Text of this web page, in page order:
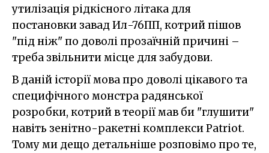
утилізація рідкісного літака для
постановки завад Ил-76ПП, котрий пішов
"під ніж" по доволі прозаїчній причині –
треба звільнити місце для забудови.
В даній історії мова про доволі цікавого та
специфічного монстра радянської
розробки, котрий в теорії мав би "глушити"
навіть зенітно-ракетні комплекси Patriot.
Тому ми дещо детальніше розповімо про те,